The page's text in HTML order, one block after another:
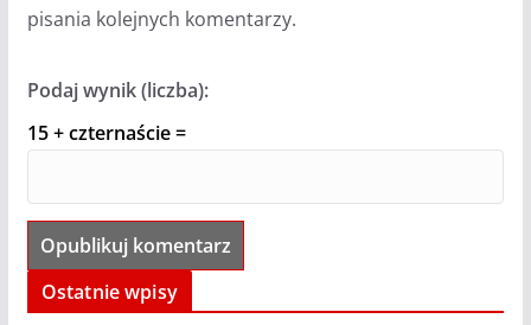
pisania kolejnych komentarzy.
Podaj wynik (liczba):
15 + czternaście =
Ostatnie wpisy